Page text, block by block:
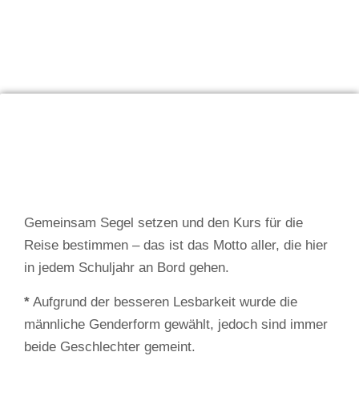
Gemeinsam Segel setzen und den Kurs für die
Reise bestimmen – das ist das Motto aller, die hier
in jedem Schuljahr an Bord gehen.
* Aufgrund der besseren Lesbarkeit wurde die
männliche Genderform gewählt, jedoch sind immer
beide Geschlechter gemeint.